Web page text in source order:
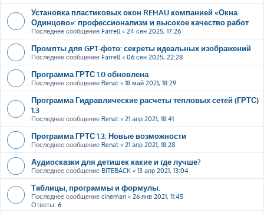
Установка пластиковых окон REHAU компанией «Окна
Одинцово»: профессионализм и высокое качество работ
Последнее сообщение Farrell « 24 сен 2025, 17:26
Промпты для GPT-фото: секреты идеальных изображений
Последнее сообщение Farrell « 06 сен 2025, 22:28
Программа ГРТС 1.0 обновлена
Последнее сообщение Renat « 18 май 2021, 18:29
Программа Гидравлические расчеты тепловых сетей (ГРТС)
1.3
Последнее сообщение Renat « 21 апр 2021, 18:41
Программа ГРТС 1.3: Новые возможности
Последнее сообщение Renat « 21 апр 2021, 18:28
Аудиосказки для детишек какие и где лучше?
Последнее сообщение BITEBACK « 13 апр 2021, 13:04
Таблицы, программы и формулы.
Последнее сообщение cineman « 26 янв 2021, 11:45
Ответы: 6